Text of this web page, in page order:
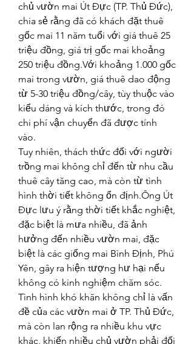
chủ vườn mai Út Đực (TP. Thủ Đức),
chia sẻ rằng đã có khách đặt thuê
gốc mai 11 năm tuổi với giá thuê 25
triệu đồng, giá trị gốc mai khoảng
250 triệu đồng.Với khoảng 1.000 gốc
mai trong vườn, giá thuê dao động
từ 5-30 triệu đồng/cây, tùy thuộc vào
kiểu dáng và kích thước, trong đó
chi phí vận chuyển đã được tính
vào.
Tuy nhiên, thách thức đối với người
trồng mai không chỉ đến từ nhu cầu
thuê cây tăng cao, mà còn từ tình
hình thời tiết không ổn định.Ông Út
Đực lưu ý rằng thời tiết khắc nghiệt,
đặc biệt là mưa nhiều, đã ảnh
hưởng đến nhiều vườn mai, đặc
biệt là các giống mai Bình Định, Phú
Yên, gây ra hiện tượng hư hại nếu
không có kinh nghiệm chăm sóc.
Tình hình khó khăn không chỉ là vấn
đề của các vườn mai ở TP. Thủ Đức,
mà còn lan rộng ra nhiều khu vực
khác, khiến nhiều chủ vườn phải đối